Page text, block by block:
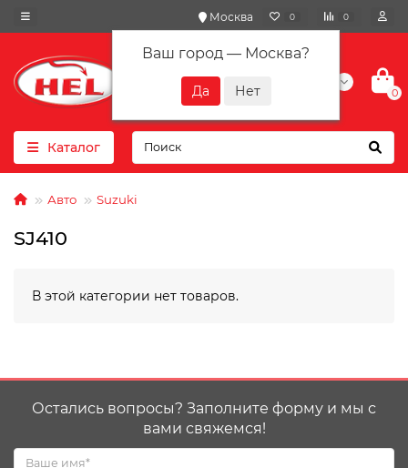
Москва
Ваш город — Москва?
0 0
+7(901) 417-10-01
0
Каталог
Авто Suzuki
SJ410
В этой категории нет товаров.
Остались вопросы? Заполните форму и мы с
вами свяжемся!